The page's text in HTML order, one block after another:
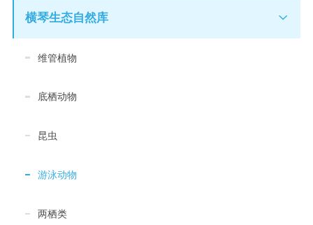
横琴生态自然库
维管植物
底栖动物
昆虫
游泳动物
两栖类